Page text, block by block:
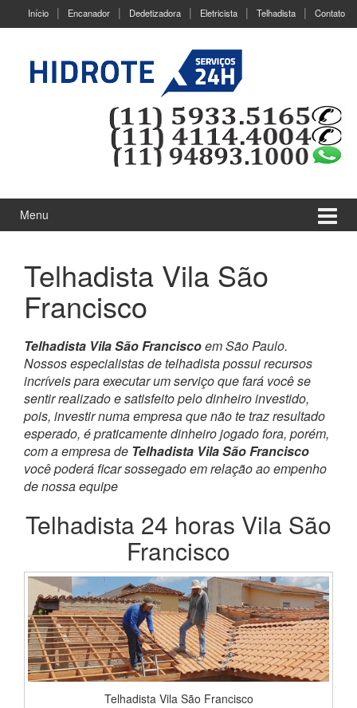
Início Encanador Dedetizadora Eletricista Telhadista Contato
Menu
Telhadista Vila São
Francisco
Telhadista Vila São Franciscoem São Paulo.
Nossos especialistas de telhadista possui recursos
incríveis para executar um serviço que fará você se
sentir realizado e satisfeito pelo dinheiro investido,
pois, investir numa empresa que não te traz resultado
esperado, é praticamente dinheiro jogado fora, porém,
com a empresa de Telhadista Vila São Francisco
você poderá ficar sossegado em relação ao empenho
de nossa equipe
Telhadista 24 horas Vila São
Francisco
Telhadista Vila São Francisco